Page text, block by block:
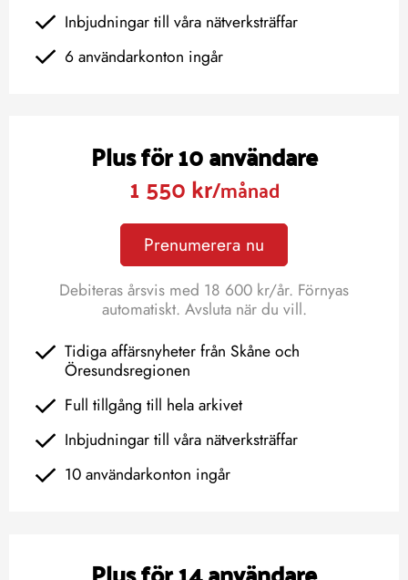
Inbjudningar till våra nätverksträffar
6 användarkonton ingår
Plus för 10 användare
1 550 kr/månad
Prenumerera nu
Debiteras årsvis med 18 600 kr/år. Förnyas
automatiskt. Avsluta när du vill.
Tidiga affärsnyheter från Skåne och
Öresundsregionen
Full tillgång till hela arkivet
Inbjudningar till våra nätverksträffar
10 användarkonton ingår